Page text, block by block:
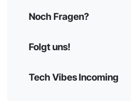
Noch Fragen?
Folgt uns!
Tech Vibes Incoming